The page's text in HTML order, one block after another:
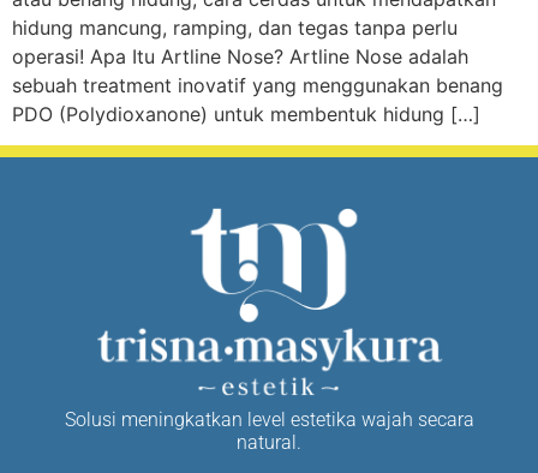
hidung mancung, ramping, dan tegas tanpa perlu
operasi! Apa Itu Artline Nose? Artline Nose adalah
sebuah treatment inovatif yang menggunakan benang
PDO (Polydioxanone) untuk membentuk hidung […]
Solusi meningkatkan level estetika wajah secara
natural.